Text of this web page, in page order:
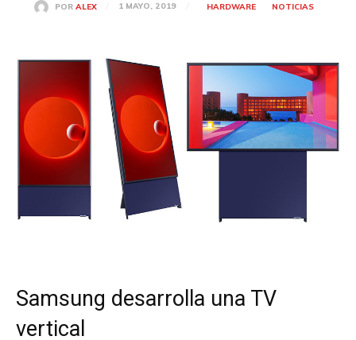
POR ALEX 1 MAYO, 2019 HARDWARE NOTICIAS
Samsung desarrolla una TV
vertical